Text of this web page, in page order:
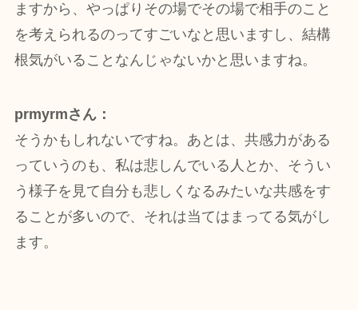
ますから、やっぱりその場でその場で相手のこと
を考えられるのってすごいなと思いますし、結構
根気がいることなんじゃないかと思いますね。
prmyrmさん：
そうかもしれないですね。あとは、共感力がある
っていうのも、私は悲しんでいる人とか、そうい
う様子を見て自分も悲しくなるみたいな共感をす
ることが多いので、それは当てはまってる気がし
ます。